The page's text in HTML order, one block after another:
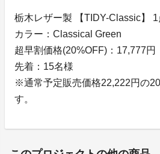
栃木レザー製 【TIDY-Classic】 1
カラー：Classical Green
超早割価格(20%OFF)：17,777円
先着：15名様
※通常予定販売価格22,222円の
す。